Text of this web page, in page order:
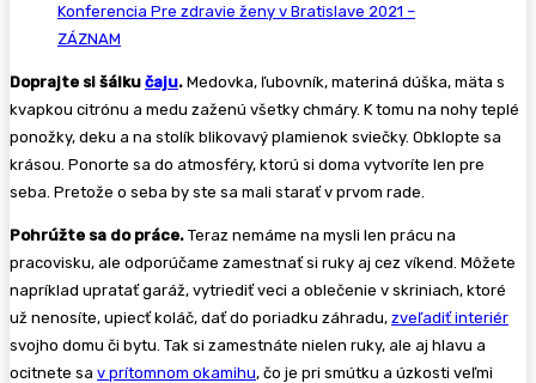
Konferencia Pre zdravie ženy v Bratislave 2021 –
ZÁZNAM
Doprajte si šálku čaju. Medovka, ľubovník, materiná dúška, mäta s
kvapkou citrónu a medu zaženú všetky chmáry. K tomu na nohy teplé
ponožky, deku a na stolík blikovavý plamienok sviečky. Obklopte sa
krásou. Ponorte sa do atmosféry, ktorú si doma vytvoríte len pre
seba. Pretože o seba by ste sa mali starať v prvom rade.
Pohrúžte sa do práce. Teraz nemáme na mysli len prácu na
pracovisku, ale odporúčame zamestnať si ruky aj cez víkend. Môžete
napríklad upratať garáž, vytriediť veci a oblečenie v skriniach, ktoré
už nenosíte, upiecť koláč, dať do poriadku záhradu, zveľadiť interiér
svojho domu či bytu. Tak si zamestnáte nielen ruky, ale aj hlavu a
ocitnete sa v prítomnom okamihu, čo je pri smútku a úzkosti veľmi